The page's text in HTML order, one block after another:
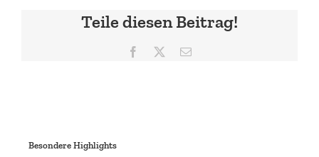
Teile diesen Beitrag!
Facebook E-
Besondere Highlights